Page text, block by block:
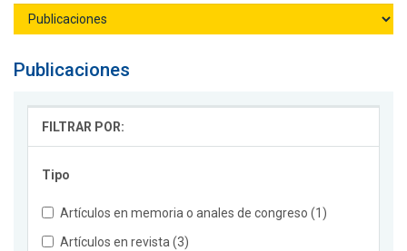
Publicaciones
FILTRAR POR:
Tipo
Artículos en memoria o anales de congreso (1)
Artículos en revista (3)